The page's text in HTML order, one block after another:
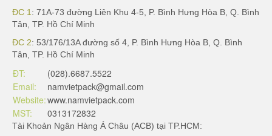
ĐC 1: 71A-73 đường Liên Khu 4-5, P. Bình Hưng Hòa B, Q. Bình
Tân, TP. Hồ Chí Minh
ĐC 2: 53/176/13A đường số 4, P. Bình Hưng Hòa B, Q. Bình
Tân, TP. Hồ Chí Minh
ĐT:
(028).6687.5522
Email:
namvietpack@gmail.com
Website:www.namvietpack.com
MST:
0313172832
Tài Khoản Ngân Hàng Á Châu (ACB) tại TP.HCM: